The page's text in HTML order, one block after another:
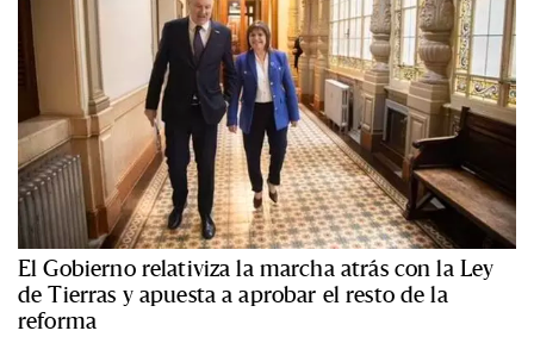
El Gobierno relativiza la marcha atrás con la Ley
de Tierras y apuesta a aprobar el resto de la
reforma